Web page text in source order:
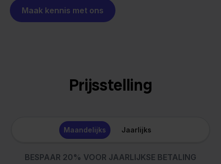
Maak kennis met ons
Prijsstelling
Maandelijks Jaarlijks
BESPAAR 20% VOOR JAARLIJKSE BETALING